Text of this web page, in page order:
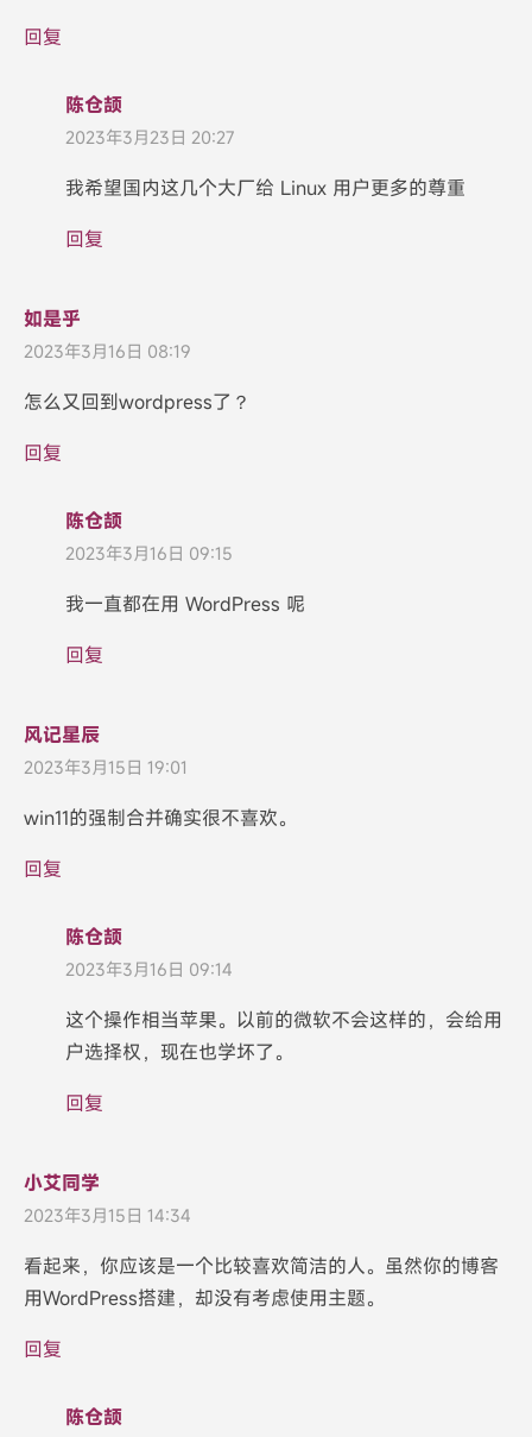
回复
陈仓颉
2023年3月23日 20:27
我希望国内这几个大厂给 Linux 用户更多的尊重
回复
如是乎
2023年3月16日 08:19
怎么又回到wordpress了？
回复
陈仓颉
2023年3月16日 09:15
我一直都在用 WordPress 呢
回复
风记星辰
2023年3月15日 19:01
win11的强制合并确实很不喜欢。
回复
陈仓颉
2023年3月16日 09:14
这个操作相当苹果。以前的微软不会这样的，会给用
户选择权，现在也学坏了。
回复
小艾同学
2023年3月15日 14:34
看起来，你应该是一个比较喜欢简洁的人。虽然你的博客
用WordPress搭建，却没有考虑使用主题。
回复
陈仓颉